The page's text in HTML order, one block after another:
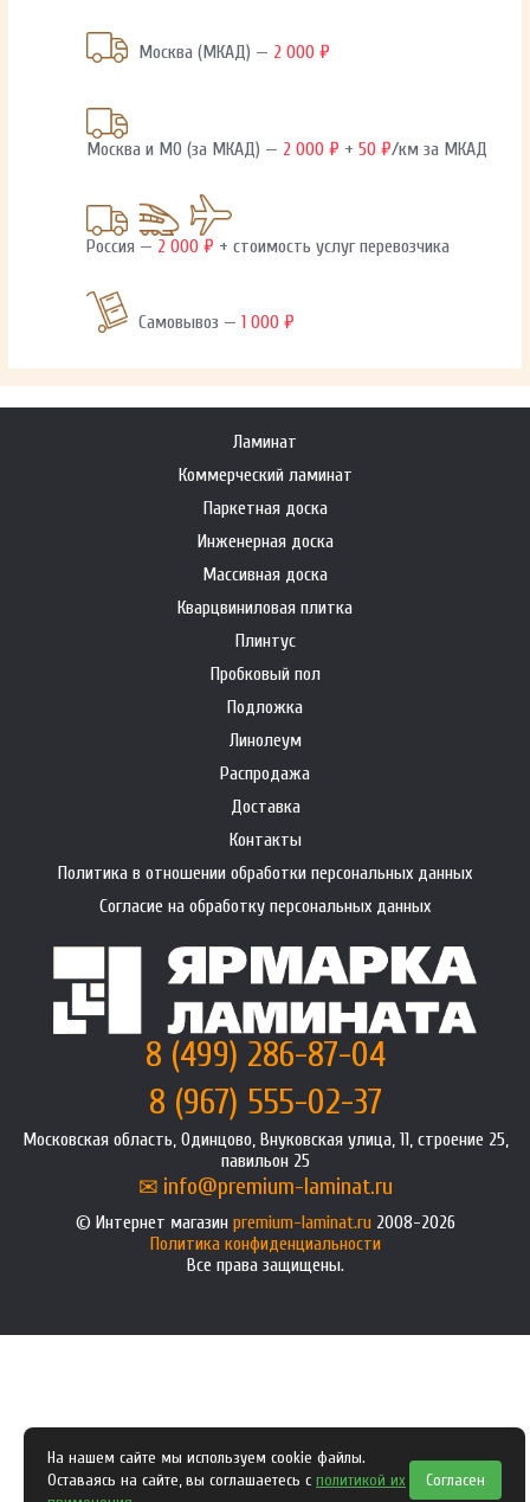
Москва (МКАД) — 2 000 ₽
Москва и МО (за МКАД) — 2 000 ₽ +50 ₽/км за МКАД
Россия — 2 000 ₽ + стоимость услуг перевозчика
Самовывоз —1 000 ₽
Ламинат
Коммерческий ламинат
Паркетная доска
Инженерная доска
Массивная доска
Кварцвиниловая плитка
Плинтус
Пробковый пол
Подложка
Линолеум
Распродажа
Доставка
Контакты
Политика в отношении обработки персональных данных
Согласие на обработку персональных данных
8 (499) 286-87-04
8 (967) 555-02-37
Московская область, Одинцово, Внуковская улица, 11, строение 25,
павильон 25
info@premium-laminat.ru
Интернет магазин premium-laminat.ru2008-2026
Политика конфиденциальности
Все права защищены.
На нашем сайте мы используем cookie файлы.
Оставаясь на сайте, вы соглашаетесь с политикой их
Согласен